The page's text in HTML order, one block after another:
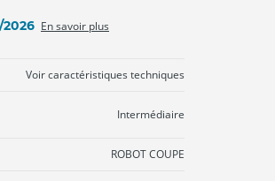
En savoir plus
Voir caractéristiques techniques
Intermédiaire
ROBOT COUPE